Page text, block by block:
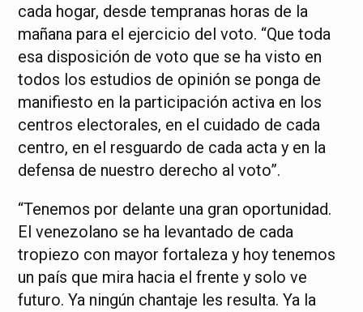
cada hogar, desde tempranas horas de la
mañana para el ejercicio del voto. “Que toda
esa disposición de voto que se ha visto en
todos los estudios de opinión se ponga de
manifiesto en la participación activa en los
centros electorales, en el cuidado de cada
centro, en el resguardo de cada acta y en la
defensa de nuestro derecho al voto”.
“Tenemos por delante una gran oportunidad.
El venezolano se ha levantado de cada
tropiezo con mayor fortaleza y hoy tenemos
un país que mira hacia el frente y solo ve
futuro. Ya ningún chantaje les resulta. Ya la